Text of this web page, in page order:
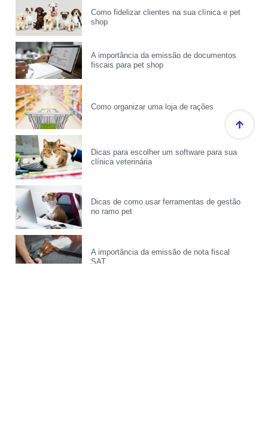
Como fidelizar clientes na sua clínica e pet
shop
A importância da emissão de documentos
fiscais para pet shop
Como organizar uma loja de rações
Dicas para escolher um software para sua
clínica veterinária
Dicas de como usar ferramentas de gestão
no ramo pet
A importância da emissão de nota fiscal
SAT